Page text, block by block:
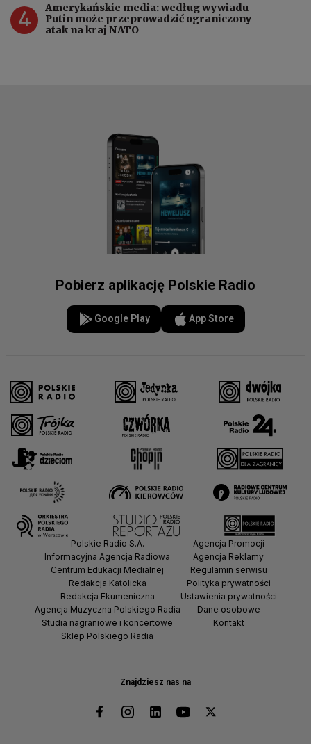
4
Amerykańskie media: według wywiadu
Putin może przeprowadzić ograniczony
atak na kraj NATO
Pobierz aplikację Polskie Radio
Google Play App Store
Znajdziesz nas na
Polskie Radio S.A.
Informacyjna Agencja Radiowa
Centrum Edukacji Medialnej
Redakcja Katolicka
Redakcja Ekumeniczna
Agencja Muzyczna Polskiego Radia
Studia nagraniowe i koncertowe
Sklep Polskiego Radia
Agencja Promocji
Agencja Reklamy
Regulamin serwisu
Polityka prywatności
Ustawienia prywatności
Dane osobowe
Kontakt